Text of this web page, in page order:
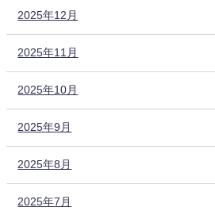
2025年12月
2025年11月
2025年10月
2025年9月
2025年8月
2025年7月